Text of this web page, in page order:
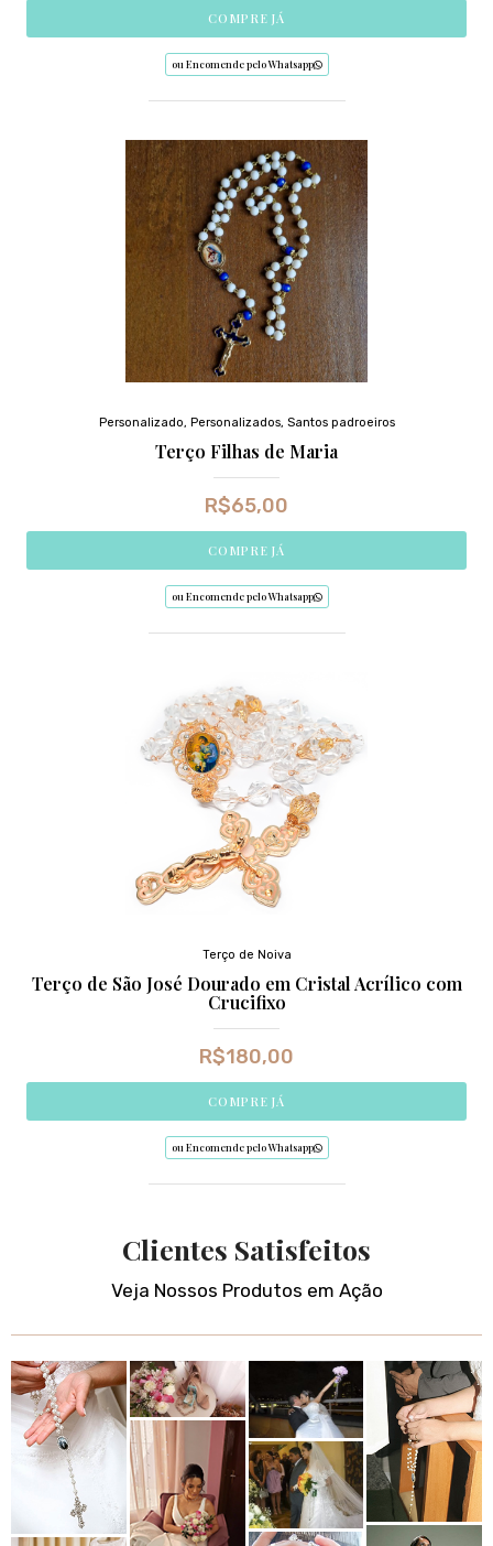
COMPRE JÁ
ou Encomende pelo Whatsapp
Personalizado, Personalizados, Santos padroeiros
Terço Filhas de Maria
R$65,00
COMPRE JÁ
ou Encomende pelo Whatsapp
Terço de Noiva
Terço de São José Dourado em Cristal Acrílico com
Crucifixo
R$180,00
COMPRE JÁ
ou Encomende pelo Whatsapp
Clientes Satisfeitos
Veja Nossos Produtos em Ação